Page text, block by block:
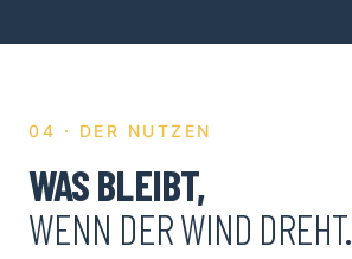
04 · DER NUTZEN
WAS BLEIBT,
WENN DER WIND DREHT.